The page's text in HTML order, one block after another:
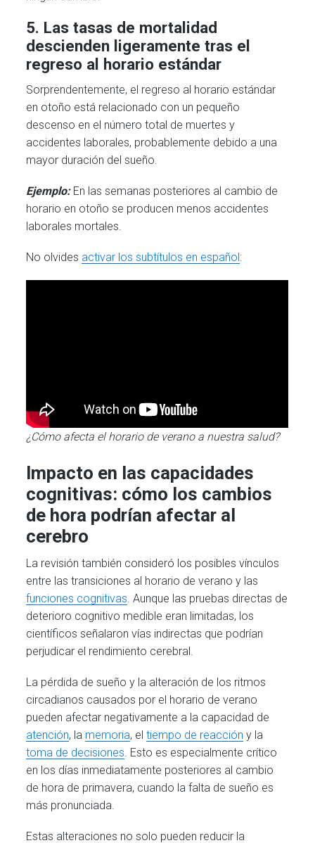
5. Las tasas de mortalidad
descienden ligeramente tras el
regreso al horario estándar
Sorprendentemente, el regreso al horario estándar
en otoño está relacionado con un pequeño
descenso en el número total de muertes y
accidentes laborales, probablemente debido a una
mayor duración del sueño.
Ejemplo:En las semanas posteriores al cambio de
horario en otoño se producen menos accidentes
laborales mortales.
No olvides activar los subtítulos en español :
¿Cómo afecta el horario de verano a nuestra salud?
Impacto en las capacidades
cognitivas: cómo los cambios
de hora podrían afectar al
cerebro
La revisión también consideró los posibles vínculos
entre las transiciones al horario de verano y las
funciones cognitivas . Aunque las pruebas directas de
deterioro cognitivo medible eran limitadas, los
científicos señalaron vías indirectas que podrían
perjudicar el rendimiento cerebral.
La pérdida de sueño y la alteración de los ritmos
circadianos causados por el horario de verano
pueden afectar negativamente a la capacidad de
atención, la memoria, eltiempo de reacción y la
toma de decisiones. Esto es especialmente crítico
en los días inmediatamente posteriores al cambio
de hora de primavera, cuando la falta de sueño es
más pronunciada.
Estas alteraciones no solo pueden reducir la